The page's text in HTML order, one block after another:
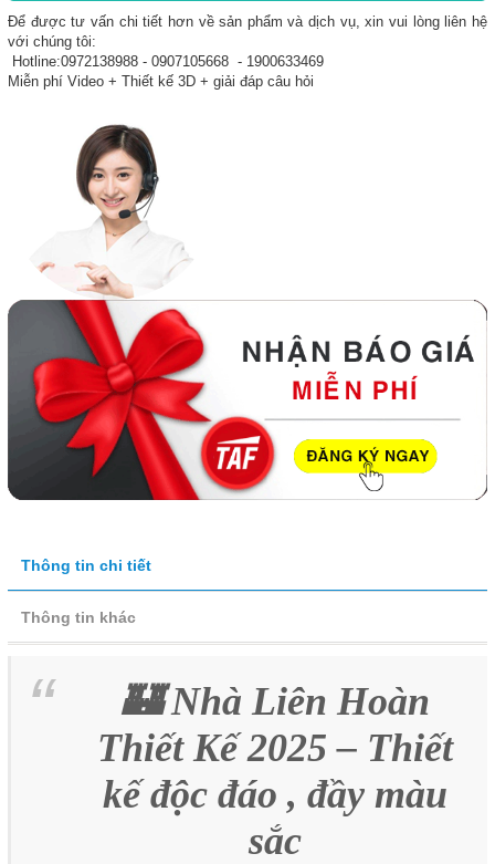
Để được tư vấn chi tiết hơn về sản phẩm và dịch vụ, xin vui lòng liên hệ
với chúng tôi:
Hotline:0972138988 - 0907105668 - 1900633469
Miễn phí Video + Thiết kế 3D + giải đáp câu hỏi
Thông tin chi tiết
Thông tin khác
🏰 Nhà Liên Hoàn
Thiết Kế 2025 – Thiết
kế độc đáo , đầy màu
sắc